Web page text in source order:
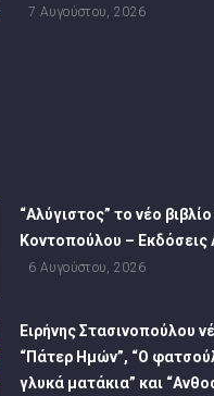
7 Αυγούστου, 2026
“Αλύγιστος” το νέο
Κοντοπούλου – Εκδόσεις
6 Αυγούστου, 2026
Ειρήνης Στασινοπούλου
“Πάτερ Ημών”, “Ο
γλυκά ματάκια” και